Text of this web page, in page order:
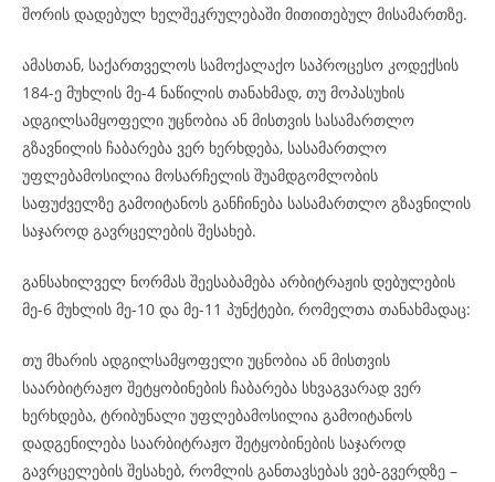
შორის დადებულ ხელშეკრულებაში მითითებულ მისამართზე.
ამასთან, საქართველოს სამოქალაქო საპროცესო კოდექსის
184-ე მუხლის მე-4 ნაწილის თანახმად, თუ მოპასუხის
ადგილსამყოფელი უცნობია ან მისთვის სასამართლო
გზავნილის ჩაბარება ვერ ხერხდება, სასამართლო
უფლებამოსილია მოსარჩელის შუამდგომლობის
საფუძველზე გამოიტანოს განჩინება სასამართლო გზავნილის
საჯაროდ გავრცელების შესახებ.
განსახილველ ნორმას შეესაბამება არბიტრაჟის დებულების
მე-6 მუხლის მე-10 და მე-11 პუნქტები, რომელთა თანახმადაც:
თუ მხარის ადგილსამყოფელი უცნობია ან მისთვის
საარბიტრაჟო შეტყობინების ჩაბარება სხვაგვარად ვერ
ხერხდება, ტრიბუნალი უფლებამოსილია გამოიტანოს
დადგენილება საარბიტრაჟო შეტყობინების საჯაროდ
გავრცელების შესახებ, რომლის განთავსებას ვებ-გვერდზე –